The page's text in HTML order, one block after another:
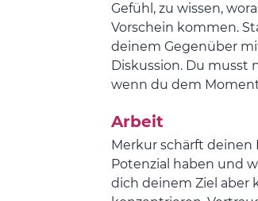
Gefühl, zu wissen,
Vorschein kommen.
deinem Gegenüber
Diskussion. Du musst
wenn du dem
Arbeit
Merkur schärft
Potenzial haben und
dich deinem Ziel aber